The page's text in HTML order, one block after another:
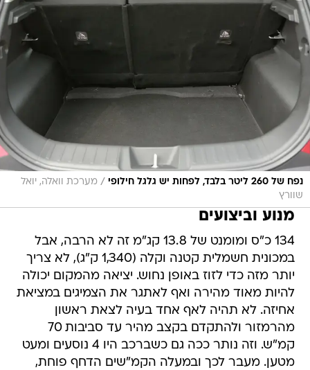
נפח של 260 ליטר בלבד, לפחות יש גלגל חילופי / מערכת וואלה, יואל
שוורץ
מנוע וביצועים
134 כ"ס ומומנט של 13.8 קג"מ זה לא הרבה, אבל
במכונית חשמלית קטנה וקלה (1,340 ק"ג), לא צריך
יותר מזה כדי לזוז באופן נחוש. יציאה מהמקום יכולה
להיות מאוד מהירה ואף לאתגר את הצמיגים במציאת
אחיזה. לא תהיה לאף אחד בעיה לצאת ראשון
מהרמזור ולהתקדם בקצב מהיר עד סביבות 70
קמ"ש. וזה נותר ככה גם כשברכב היו 4 נוסעים ומעט
מטען. מעבר לכך ובמעלה הקמ"שים הדחף פוחת,